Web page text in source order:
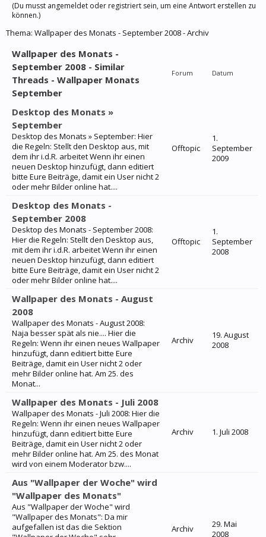
(Du musst angemeldet oder registriert sein, um eine Antwort erstellen zu
können.)
Thema: Wallpaper des Monats - September 2008 - Archiv
Wallpaper des Monats -
September 2008 - Similar
Threads - Wallpaper Monats
September
Forum Datum
Desktop des Monats »
September
Desktop des Monats » September: Hier
die Regeln: Stellt den Desktop aus, mit
dem ihr i.d.R. arbeitet Wenn ihr einen
neuen Desktop hinzufügt, dann editiert
bitte Eure Beiträge, damit ein User nicht 2
oder mehr Bilder online hat....
Offtopic
1.
September
2009
Desktop des Monats -
September 2008
Desktop des Monats - September 2008:
Hier die Regeln: Stellt den Desktop aus,
mit dem ihr i.d.R. arbeitet Wenn ihr einen
neuen Desktop hinzufügt, dann editiert
bitte Eure Beiträge, damit ein User nicht 2
oder mehr Bilder online hat....
Offtopic
1.
September
2008
Wallpaper des Monats - August
2008
Wallpaper des Monats - August 2008:
Naja besser spät als nie.... Hier die
Regeln: Wenn ihr einen neues Wallpaper
hinzufügt, dann editiert bitte Eure
Beiträge, damit ein User nicht 2 oder
mehr Bilder online hat. Am 25. des
Monat...
Archiv
19. August
2008
Wallpaper des Monats - Juli 2008
Wallpaper des Monats - Juli 2008: Hier die
Regeln: Wenn ihr einen neues Wallpaper
hinzufügt, dann editiert bitte Eure
Beiträge, damit ein User nicht 2 oder
mehr Bilder online hat. Am 25. des Monat
wird von einem Moderator bzw....
Archiv 1. Juli 2008
Aus "Wallpaper der Woche" wird
"Wallpaper des Monats"
Aus "Wallpaper der Woche" wird
"Wallpaper des Monats": Da mir
aufgefallen ist das die Sektion
Archiv
29. Mai
2008